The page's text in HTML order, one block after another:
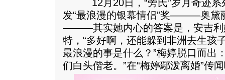
12月20日，“旁氏”岁月奇迹系
发“最浪漫的银幕情侣”奖———奥黛
———其实她内心的答案是，安吉利
特，“多好啊，还能躲到非洲去生孩
最浪漫的事是什么？”梅婷脱口而出
们白头偕老。”在“梅婷鄢泼离婚”传